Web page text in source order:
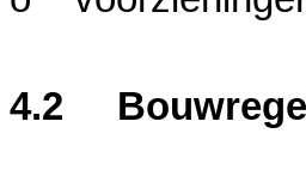
4.2